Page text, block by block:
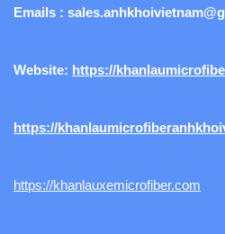
Emails :
Website: https://
https://
https://khanlauxemicrofiber.com